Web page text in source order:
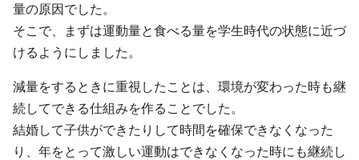
量の原因でした。
そこで、まずは運動量と食べる量を学生時代の状態に近づ
けるようにしました。
減量をするときに重視したことは、環境が変わった時も継
続してできる仕組みを作ることでした。
結婚して子供ができたりして時間を確保できなくなった
り、年をとって激しい運動はできなくなった時にも継続し